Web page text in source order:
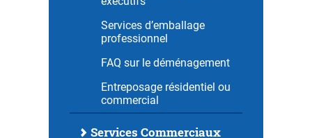
Services d’emballage
professionnel
FAQ sur le déménagement
Entreposage résidentiel ou
commercial
Services Commerciaux